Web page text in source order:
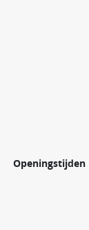
Openingstijden